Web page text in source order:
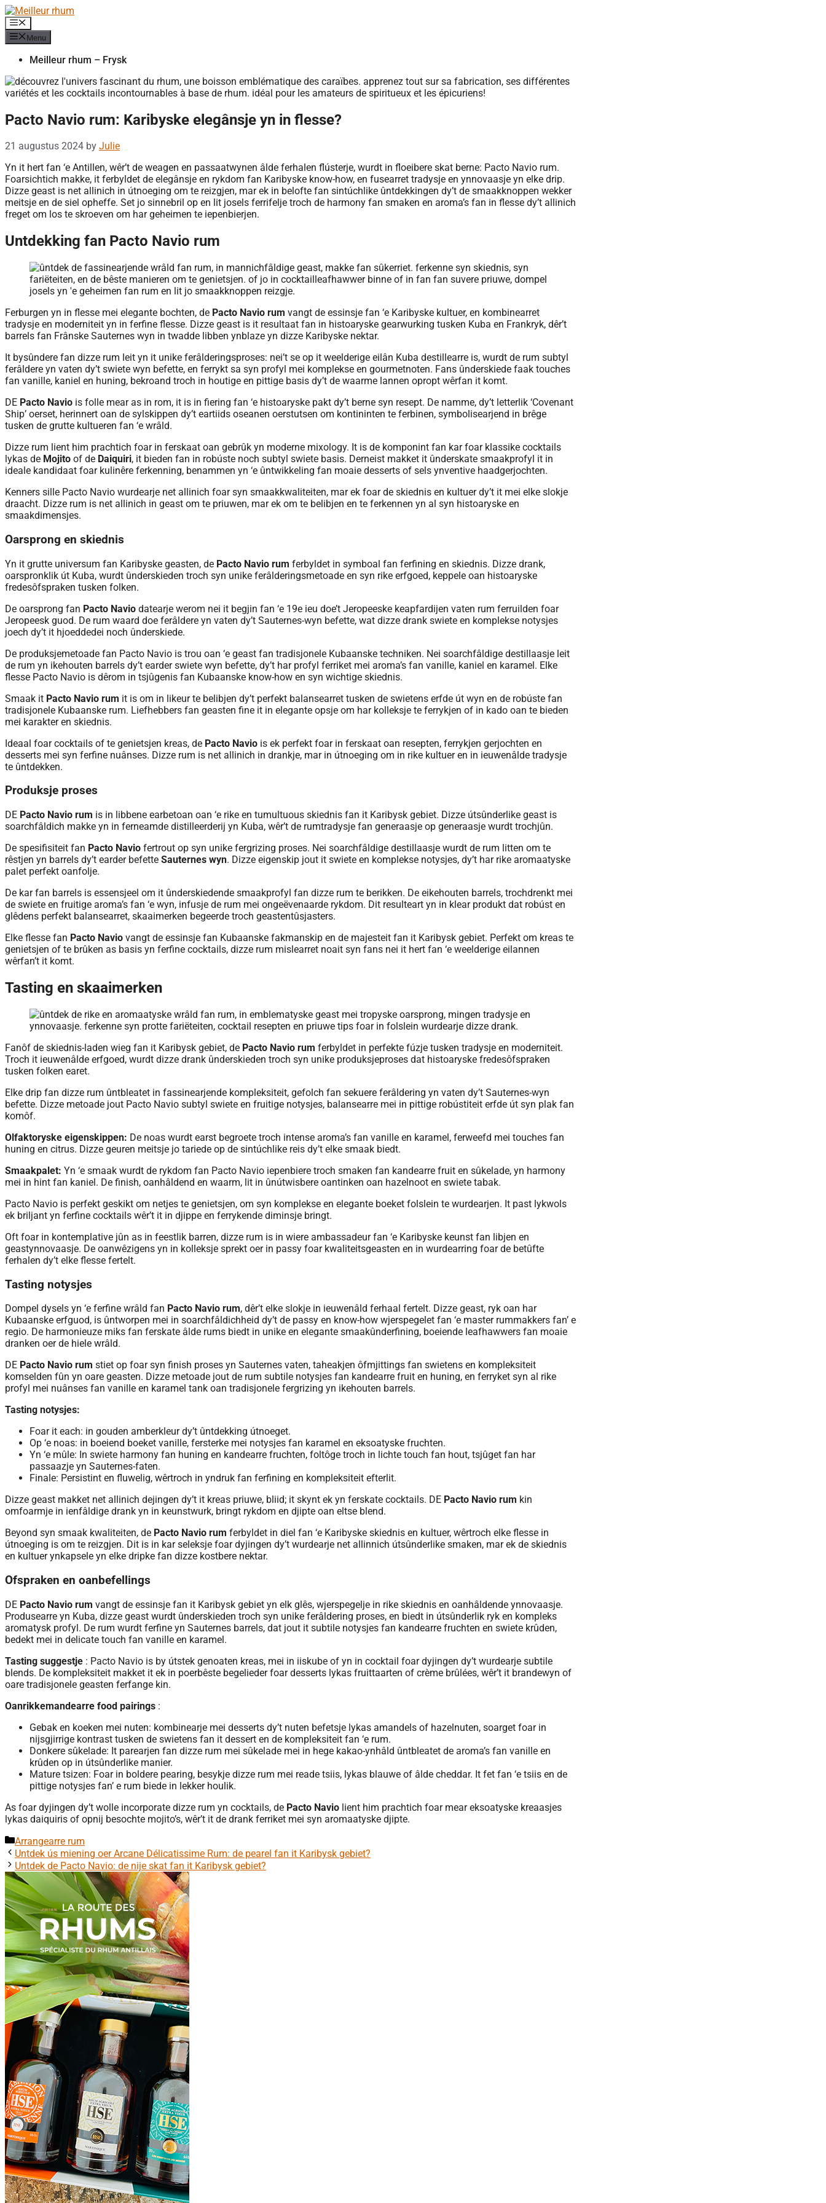
Skip
to
content
Menu
Menu
Meilleur rhum – Frysk
Pacto Navio rum: Karibyske elegânsje yn in flesse?
21 augustus 2024 by Julie
Yn it hert fan ‘e Antillen, wêr’t de weagen en passaatwynen âlde ferhalen flústerje, wurdt in floeibere skat berne: Pacto Navio rum.
Foarsichtich makke, it ferbyldet de elegânsje en rykdom fan Karibyske know-how, en fusearret tradysje en ynnovaasje yn elke drip.
Dizze geast is net allinich in útnoeging om te reizgjen, mar ek in belofte fan sintúchlike ûntdekkingen dy’t de smaakknoppen wekker
meitsje en de siel opheffe. Set jo sinnebril op en lit josels ferrifelje troch de harmony fan smaken en aroma’s fan in flesse dy’t allinich
freget om los te skroeven om har geheimen te iepenbierjen.
Untdekking fan Pacto Navio rum
Ferburgen yn in flesse mei elegante bochten, de Pacto Navio rum vangt de essinsje fan ‘e Karibyske kultuer, en kombinearret
tradysje en moderniteit yn in ferfine flesse. Dizze geast is it resultaat fan in histoaryske gearwurking tusken Kuba en Frankryk, dêr’t
barrels fan Frânske Sauternes wyn in twadde libben ynblaze yn dizze Karibyske nektar.
It bysûndere fan dizze rum leit yn it unike ferâlderingsproses: nei’t se op it weelderige eilân Kuba destillearre is, wurdt de rum subtyl
ferâldere yn vaten dy’t swiete wyn befette, en ferrykt sa syn profyl mei komplekse en gourmetnoten. Fans ûnderskiede faak touches
fan vanille, kaniel en huning, bekroand troch in houtige en pittige basis dy’t de waarme lannen opropt wêrfan it komt.
DE Pacto Navio is folle mear as in rom, it is in fiering fan ‘e histoaryske pakt dy’t berne syn resept. De namme, dy’t letterlik ‘Covenant
Ship’ oerset, herinnert oan de sylskippen dy’t eartiids oseanen oerstutsen om kontininten te ferbinen, symbolisearjend in brêge
tusken de grutte kultueren fan ‘e wrâld.
Dizze rum lient him prachtich foar in ferskaat oan gebrûk yn moderne mixology. It is de komponint fan kar foar klassike cocktails
lykas de Mojito of de Daiquiri, it bieden fan in robúste noch subtyl swiete basis. Derneist makket it ûnderskate smaakprofyl it in
ideale kandidaat foar kulinêre ferkenning, benammen yn ‘e ûntwikkeling fan moaie desserts of sels ynventive haadgerjochten.
Kenners sille Pacto Navio wurdearje net allinich foar syn smaakkwaliteiten, mar ek foar de skiednis en kultuer dy’t it mei elke slokje
draacht. Dizze rum is net allinich in geast om te priuwen, mar ek om te belibjen en te ferkennen yn al syn histoaryske en
smaakdimensjes.
Oarsprong en skiednis
Yn it grutte universum fan Karibyske geasten, de Pacto Navio rum ferbyldet in symboal fan ferfining en skiednis. Dizze drank,
oarspronklik út Kuba, wurdt ûnderskieden troch syn unike ferâlderingsmetoade en syn rike erfgoed, keppele oan histoaryske
fredesôfspraken tusken folken.
De oarsprong fan Pacto Navio datearje werom nei it begjin fan ‘e 19e ieu doe’t Jeropeeske keapfardijen vaten rum ferruilden foar
Jeropeesk guod. De rum waard doe ferâldere yn vaten dy’t Sauternes-wyn befette, wat dizze drank swiete en komplekse notysjes
joech dy’t it hjoeddedei noch ûnderskiede.
De produksjemetoade fan Pacto Navio is trou oan ‘e geast fan tradisjonele Kubaanske techniken. Nei soarchfâldige destillaasje leit
de rum yn ikehouten barrels dy’t earder swiete wyn befette, dy’t har profyl ferriket mei aroma’s fan vanille, kaniel en karamel. Elke
flesse Pacto Navio is dêrom in tsjûgenis fan Kubaanske know-how en syn wichtige skiednis.
Smaak it Pacto Navio rum it is om in likeur te belibjen dy’t perfekt balansearret tusken de swietens erfde út wyn en de robúste fan
tradisjonele Kubaanske rum. Liefhebbers fan geasten fine it in elegante opsje om har kolleksje te ferrykjen of in kado oan te bieden
mei karakter en skiednis.
Ideaal foar cocktails of te genietsjen kreas, de Pacto Navio is ek perfekt foar in ferskaat oan resepten, ferrykjen gerjochten en
desserts mei syn ferfine nuânses. Dizze rum is net allinich in drankje, mar in útnoeging om in rike kultuer en in ieuwenâlde tradysje
te ûntdekken.
Produksje proses
DE Pacto Navio rum is in libbene earbetoan oan ‘e rike en tumultuous skiednis fan it Karibysk gebiet. Dizze útsûnderlike geast is
soarchfâldich makke yn in ferneamde distilleerderij yn Kuba, wêr’t de rumtradysje fan generaasje op generaasje wurdt trochjûn.
De spesifisiteit fan Pacto Navio fertrout op syn unike fergrizing proses. Nei soarchfâldige destillaasje wurdt de rum litten om te
rêstjen yn barrels dy’t earder befette Sauternes wyn. Dizze eigenskip jout it swiete en komplekse notysjes, dy’t har rike aromaatyske
palet perfekt oanfolje.
De kar fan barrels is essensjeel om it ûnderskiedende smaakprofyl fan dizze rum te berikken. De eikehouten barrels, trochdrenkt mei
de swiete en fruitige aroma’s fan ‘e wyn, infusje de rum mei ongeëvenaarde rykdom. Dit resulteart yn in klear produkt dat robúst en
glêdens perfekt balansearret, skaaimerken begeerde troch geastentûsjasters.
Elke flesse fan Pacto Navio vangt de essinsje fan Kubaanske fakmanskip en de majesteit fan it Karibysk gebiet. Perfekt om kreas te
genietsjen of te brûken as basis yn ferfine cocktails, dizze rum mislearret noait syn fans nei it hert fan ‘e weelderige eilannen
wêrfan’t it komt.
Tasting en skaaimerken
Fanôf de skiednis-laden wieg fan it Karibysk gebiet, de Pacto Navio rum ferbyldet in perfekte fúzje tusken tradysje en moderniteit.
Troch it ieuwenâlde erfgoed, wurdt dizze drank ûnderskieden troch syn unike produksjeproses dat histoaryske fredesôfspraken
tusken folken earet.
Elke drip fan dizze rum ûntbleatet in fassinearjende kompleksiteit, gefolch fan sekuere ferâldering yn vaten dy’t Sauternes-wyn
befette. Dizze metoade jout Pacto Navio subtyl swiete en fruitige notysjes, balansearre mei in pittige robústiteit erfde út syn plak fan
komôf.
Olfaktoryske eigenskippen: De noas wurdt earst begroete troch intense aroma’s fan vanille en karamel, ferweefd mei touches fan
huning en citrus. Dizze geuren meitsje jo tariede op de sintúchlike reis dy’t elke smaak biedt.
Smaakpalet: Yn ‘e smaak wurdt de rykdom fan Pacto Navio iepenbiere troch smaken fan kandearre fruit en sûkelade, yn harmony
mei in hint fan kaniel. De finish, oanhâldend en waarm, lit in ûnútwisbere oantinken oan hazelnoot en swiete tabak.
Pacto Navio is perfekt geskikt om netjes te genietsjen, om syn komplekse en elegante boeket folslein te wurdearjen. It past lykwols
ek briljant yn ferfine cocktails wêr’t it in djippe en ferrykende diminsje bringt.
Oft foar in kontemplative jûn as in feestlik barren, dizze rum is in wiere ambassadeur fan ‘e Karibyske keunst fan libjen en
geastynnovaasje. De oanwêzigens yn in kolleksje sprekt oer in passy foar kwaliteitsgeasten en in wurdearring foar de betûfte
ferhalen dy’t elke flesse fertelt.
Tasting notysjes
Dompel dysels yn ‘e ferfine wrâld fan Pacto Navio rum, dêr’t elke slokje in ieuwenâld ferhaal fertelt. Dizze geast, ryk oan har
Kubaanske erfguod, is ûntworpen mei in soarchfâldichheid dy’t de passy en know-how wjerspegelet fan ‘e master rummakkers fan’ e
regio. De harmonieuze miks fan ferskate âlde rums biedt in unike en elegante smaakûnderfining, boeiende leafhawwers fan moaie
dranken oer de hiele wrâld.
DE Pacto Navio rum stiet op foar syn finish proses yn Sauternes vaten, taheakjen ôfmjittings fan swietens en kompleksiteit
komselden fûn yn oare geasten. Dizze metoade jout de rum subtile notysjes fan kandearre fruit en huning, en ferryket syn al rike
profyl mei nuânses fan vanille en karamel tank oan tradisjonele fergrizing yn ikehouten barrels.
Tasting notysjes:
Foar it each: in gouden amberkleur dy’t ûntdekking útnoeget.
Op ‘e noas: in boeiend boeket vanille, fersterke mei notysjes fan karamel en eksoatyske fruchten.
Yn ‘e mûle: In swiete harmony fan huning en kandearre fruchten, foltôge troch in lichte touch fan hout, tsjûget fan har
passaazje yn Sauternes-faten.
Finale: Persistint en fluwelig, wêrtroch in yndruk fan ferfining en kompleksiteit efterlit.
Dizze geast makket net allinich dejingen dy’t it kreas priuwe, bliid; it skynt ek yn ferskate cocktails. DE Pacto Navio rum kin
omfoarmje in ienfâldige drank yn in keunstwurk, bringt rykdom en djipte oan eltse blend.
Beyond syn smaak kwaliteiten, de Pacto Navio rum ferbyldet in diel fan ‘e Karibyske skiednis en kultuer, wêrtroch elke flesse in
útnoeging is om te reizgjen. Dit is in kar seleksje foar dyjingen dy’t wurdearje net allinnich útsûnderlike smaken, mar ek de skiednis
en kultuer ynkapsele yn elke dripke fan dizze kostbere nektar.
Ofspraken en oanbefellings
DE Pacto Navio rum vangt de essinsje fan it Karibysk gebiet yn elk glês, wjerspegelje in rike skiednis en oanhâldende ynnovaasje.
Produsearre yn Kuba, dizze geast wurdt ûnderskieden troch syn unike ferâldering proses, en biedt in útsûnderlik ryk en kompleks
aromatysk profyl. De rum wurdt ferfine yn Sauternes barrels, dat jout it subtile notysjes fan kandearre fruchten en swiete krûden,
bedekt mei in delicate touch fan vanille en karamel.
Tasting suggestje : Pacto Navio is by útstek genoaten kreas, mei in iiskube of yn in cocktail foar dyjingen dy’t wurdearje subtile
blends. De kompleksiteit makket it ek in poerbêste begelieder foar desserts lykas fruittaarten of crème brûlées, wêr’t it brandewyn of
oare tradisjonele geasten ferfange kin.
Oanrikkemandearre food pairings :
Gebak en koeken mei nuten: kombinearje mei desserts dy’t nuten befetsje lykas amandels of hazelnuten, soarget foar in
nijsgjirrige kontrast tusken de swietens fan it dessert en de kompleksiteit fan ‘e rum.
Donkere sûkelade: It parearjen fan dizze rum mei sûkelade mei in hege kakao-ynhâld ûntbleatet de aroma’s fan vanille en
krûden op in útsûnderlike manier.
Mature tsizen: Foar in boldere pearing, besykje dizze rum mei reade tsiis, lykas blauwe of âlde cheddar. It fet fan ‘e tsiis en de
pittige notysjes fan’ e rum biede in lekker houlik.
As foar dyjingen dy’t wolle incorporate dizze rum yn cocktails, de Pacto Navio lient him prachtich foar mear eksoatyske kreaasjes
lykas daiquiris of opnij besochte mojito’s, wêr’t it de drank ferriket mei syn aromaatyske djipte.
Categories
Arrangearre rum
Untdek ús miening oer Arcane Délicatissime Rum: de pearel fan it Karibysk gebiet?
Untdek de Pacto Navio: de nije skat fan it Karibysk gebiet?